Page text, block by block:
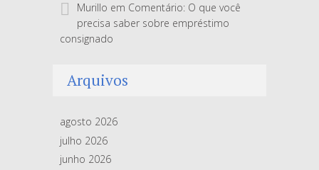
Murillo em Comentário: O que você
precisa saber sobre empréstimo
consignado
Arquivos
agosto 2026
julho 2026
junho 2026